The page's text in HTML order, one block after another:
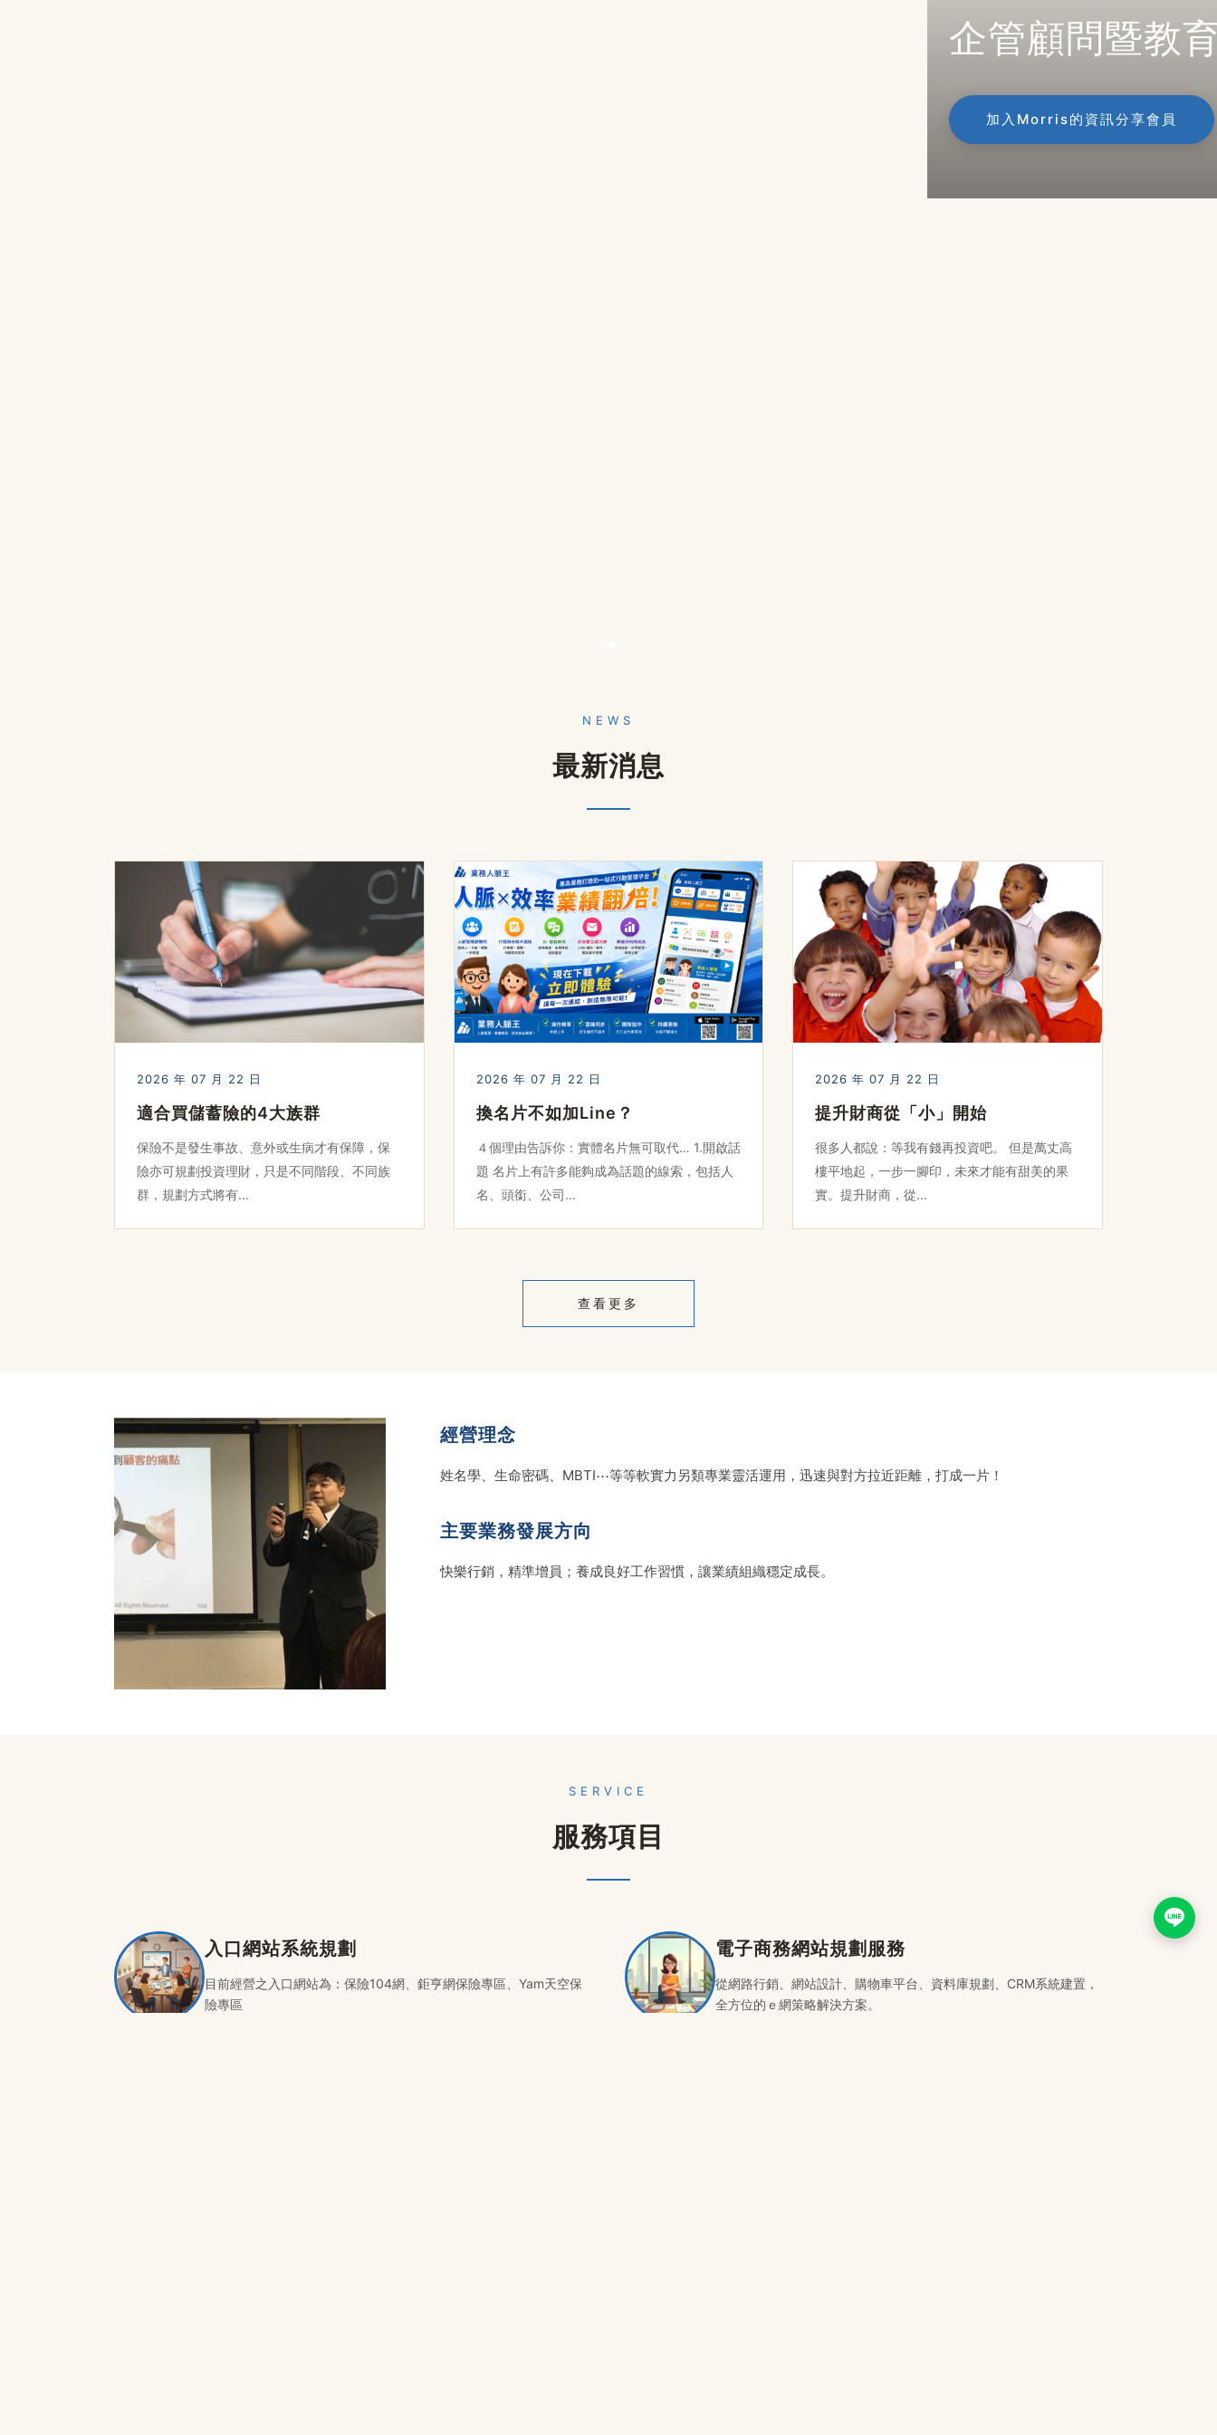
企管顧問暨教
加入Morris的資訊分享會員
NEWS
最新消息
2026 年 07 月 22 日
適合買儲蓄險的4大族群
保險不是發生事故、意外或生病才有保障，保
險亦可規劃投資理財，只是不同階段、不同族
群，規劃方式將有...
2026 年 07 月 22 日
換名片不如加Line？
４個理由告訴你：實體名片無可取代… 1.開啟話
題 名片上有許多能夠成為話題的線索，包括人
名、頭銜、公司...
2026 年 07 月 22 日
提升財商從「小」開始
很多人都說：等我有錢再投資吧。 但是萬丈高
樓平地起，一步一腳印，未來才能有甜美的果
實。提升財商，從...
查看更多
經營理念
姓名學、生命密碼、MBTI⋯等等軟實力另類專業靈活運用，迅速與對方拉近距離，打成一片！
主要業務發展方向
快樂行銷，精準增員；養成良好工作習慣，讓業績組織穩定成長。
SERVICE
服務項目
入口網站系統規劃
目前經營之入口網站為：保險104網、鉅亨網保險專區、Yam天空保
險專區
電子商務網站規劃服務
從網路行銷、網站設計、購物車平台、資料庫規劃、CRM系統建置，
全方位的ｅ網策略解決方案。